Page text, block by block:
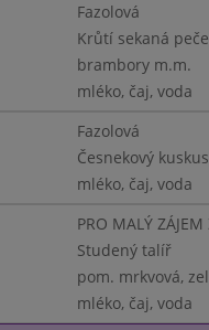
Fazolová
Krůtí sekaná
brambory m.m.
mléko, čaj, voda
Fazolová
Česnekový
mléko, čaj, voda
PRO MALÝ
Studený talíř
pom. mrkvová,
mléko, čaj, voda